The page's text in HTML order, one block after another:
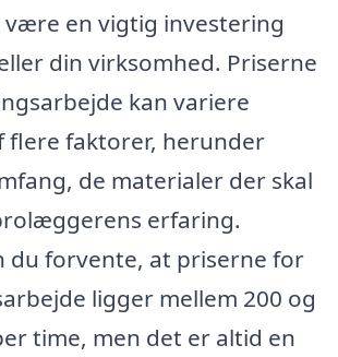
være en vigtig investering
din virksomhed. Priserne
kan variere
faktorer, herunder
de materialer der skal
erfaring.
du forvente, at priserne for
ligger mellem 200 og
time, men det er altid en